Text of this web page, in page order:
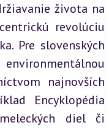
života na
revolúciu
Pre slovenských
najnovších
Encyklopédia
diel či